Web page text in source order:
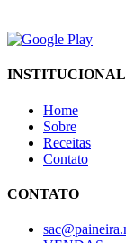
INSTITUCIONAL
Home
Sobre
Receitas
Contato
CONTATO